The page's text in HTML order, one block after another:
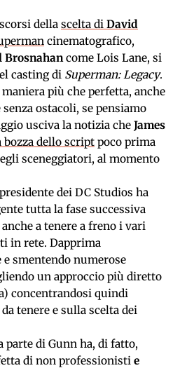
della scelta di David
cinematografico,
Brosnahan come Lois Lane, si
casting di Superman: Legacy.
più che perfetta, anche
ostacoli, se pensiamo
usciva la notizia che James
bozza dello script poco prima
sceneggiatori, al momento
dei DC Studios ha
tutta la fase successiva
a tenere a freno i vari
in rete. Dapprima
smentendo numerose
un approccio più diretto
concentrandosi quindi
tenere e sulla scelta dei
parte di Gunn ha, di fatto,
di non professionisti e